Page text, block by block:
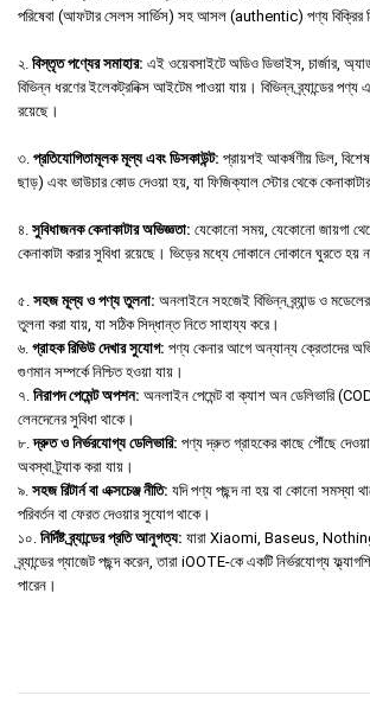
পরিষেবা (আফটার সেলস সার্ভিস) সহ আসল (authentic) পণ্য বিক্রির
২. বিস্তৃত পণ্যের সমাহার: এই ওয়েবসাইটে অডিও ডিভাইস, চার্জার,
বিভিন্ন ধরণের ইলেকট্রনিক্স আইটেম পাওয়া যায়। বিভিন্ন ব্র্যান্ডের পণ্য
রয়েছে।
৩. প্রতিযোগিতামূলক মূল্য এবং ডিসকাউন্ট: প্রায়শই আকর্ষণীয় ডিল,
ছাড়) এবং ভাউচার কোড দেওয়া হয়, যা ফিজিক্যাল স্টোর থেকে
৪. সুবিধাজনক কেনাকাটার অভিজ্ঞতা: যেকোনো সময়, যেকোনো জায়গা
কেনাকাটা করার সুবিধা রয়েছে। ভিড়ের মধ্যে দোকানে দোকানে ঘুরতে হয়
৫. সহজ মূল্য ও পণ্য তুলনা: অনলাইনে সহজেই বিভিন্ন ব্র্যান্ড ও
তুলনা করা যায়, যা সঠিক সিদ্ধান্ত নিতে সাহায্য করে।
৬. গ্রাহক রিভিউ দেখার সুযোগ: পণ্য কেনার আগে অন্যান্য ক্রেতাদের
গুণমান সম্পর্কে নিশ্চিত হওয়া যায়।
৭. নিরাপদ পেমেন্ট অপশন: অনলাইন পেমেন্ট বা ক্যাশ অন ডেলিভারি
লেনদেনের সুবিধা থাকে।
৮.দ্রুত ও নির্ভরযোগ্য ডেলিভারি: পণ্য দ্রুত গ্রাহকের কাছে পৌঁছে
অবস্থা ট্র্যাক করা যায়।
৯. সহজ রিটার্ন বা এক্সচেঞ্জ নীতি: যদি পণ্য পছন্দ না হয় বা কোনো সমস্যা
পরিবর্তন বা ফেরত দেওয়ার সুযোগ থাকে।
১০. নির্দিষ্ট ব্র্যান্ডের প্রতি আনুগত্য: যারা Xiaomi, Baseus, Nothing,
ব্র্যান্ডের গ্যাজেট পছন্দ করেন, তারা iOOTE-কে একটি নির্ভরযোগ্য
পারেন।